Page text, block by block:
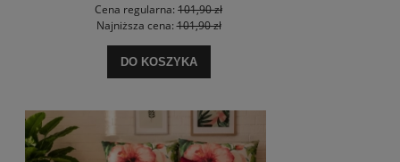
Cena regularna: 101,90 zł
Najniższa cena:101,90 zł
DO KOSZYKA